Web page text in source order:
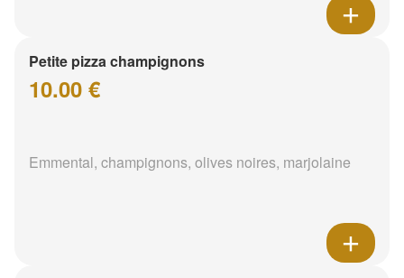
Petite pizza champignons
10.00 €
Emmental, champignons, olives noires, marjolaine